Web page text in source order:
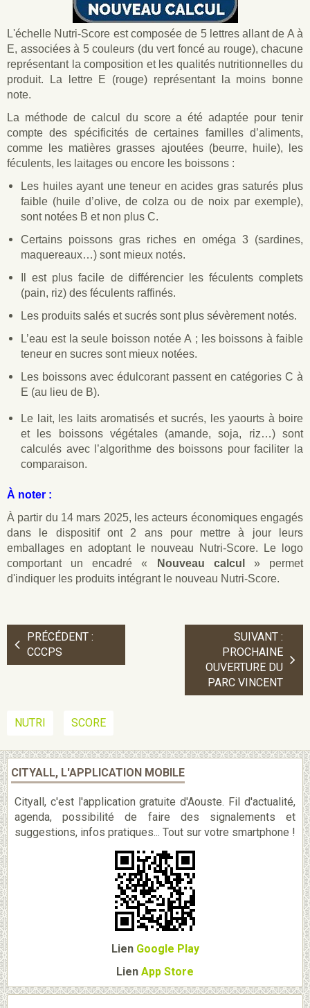
L'échelle Nutri-Score est composée de 5 lettres allant de A à
E, associées à 5 couleurs (du vert foncé au rouge), chacune
représentant la composition et les qualités nutritionnelles du
produit. La lettre E (rouge) représentant la moins bonne
note.
La méthode de calcul du score a été adaptée pour tenir
compte des spécificités de certaines familles d’aliments,
comme les matières grasses ajoutées (beurre, huile), les
féculents, les laitages ou encore les boissons :
Les huiles ayant une teneur en acides gras saturés plus
faible (huile d’olive, de colza ou de noix par exemple),
sont notées B et non plus C.
Certains poissons gras riches en oméga 3 (sardines,
maquereaux…) sont mieux notés.
Il est plus facile de différencier les féculents complets
(pain, riz) des féculents raffinés.
Les produits salés et sucrés sont plus sévèrement notés.
L’eau est la seule boisson notée A ; les boissons à faible
teneur en sucres sont mieux notées.
Les boissons avec édulcorant passent en catégories C à
E (au lieu de B).
Le lait, les laits aromatisés et sucrés, les yaourts à boire
et les boissons végétales (amande, soja, riz…) sont
calculés avec l’algorithme des boissons pour faciliter la
comparaison.
À noter :
À partir du 14 mars 2025, les acteurs économiques engagés
dans le dispositif ont 2 ans pour mettre à jour leurs
emballages en adoptant le nouveau Nutri-Score. Le logo
comportant un encadré «
Nouveau calcul
» permet
d'indiquer les produits intégrant le nouveau Nutri-Score.
PRÉCÉDENT :
CCCPS
SUIVANT :
PROCHAINE
OUVERTURE DU
PARC VINCENT
NUTRI SCORE
CITYALL, L'APPLICATION MOBILE
Cityall, c'est l'application gratuite d'Aouste. Fil d'actualité,
agenda, possibilité de faire des signalements et
suggestions, infos pratiques... Tout sur votre smartphone !
Lien Google Play
Lien App Store